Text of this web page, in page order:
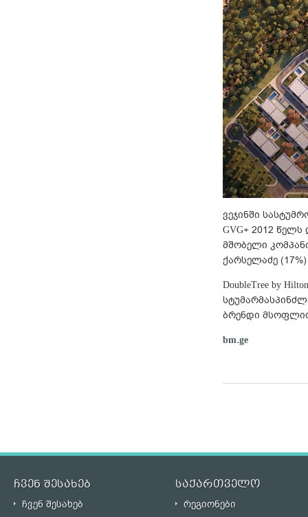
ვეჯინში
GVG+ 2012
მშობელი
ქარსელაძე
DoubleTree by
ბრენდი
bm.ge
ჩვენ შესახებ საქართველო
ჩვენ შესახებ
რეგიონები